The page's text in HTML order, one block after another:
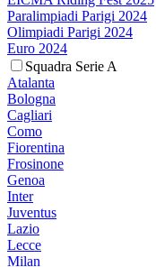
Paralimpiadi Parigi 2024
Olimpiadi Parigi 2024
Euro 2024
Squadra Serie A
Atalanta
Bologna
Cagliari
Como
Fiorentina
Frosinone
Genoa
Inter
Juventus
Lazio
Lecce
Milan